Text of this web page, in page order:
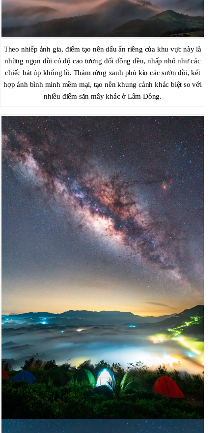
Theo nhiếp ảnh gia, điểm tạo nên dấu ấn riêng của khu vực này là
những ngọn đồi có độ cao tương đối đồng đều, nhấp nhô như các
chiếc bát úp khổng lồ. Thảm rừng xanh phủ kín các sườn đồi, kết
hợp ánh bình minh mềm mại, tạo nên khung cảnh khác biệt so với
nhiều điểm săn mây khác ở Lâm Đồng.